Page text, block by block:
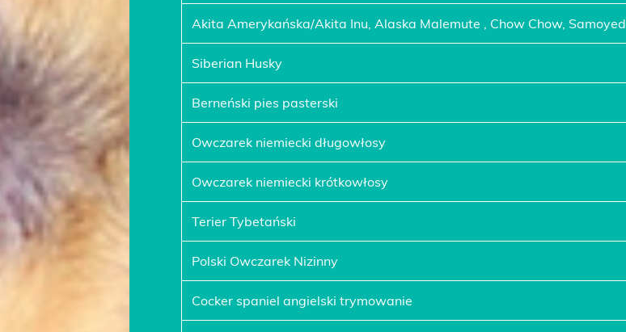
Akita Amerykańska/Akita Inu, Alaska Malemute , Chow Chow, Samoyed
Siberian Husky
Berneński pies pasterski
Owczarek niemiecki długowłosy
Owczarek niemiecki krótkowłosy
Terier Tybetański
Polski Owczarek Nizinny
Cocker spaniel angielski trymowanie